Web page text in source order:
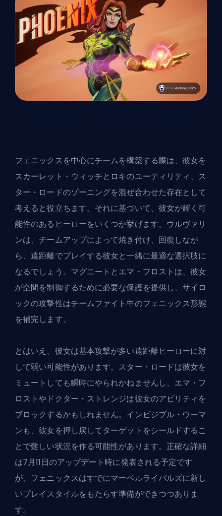
フェニックスを中心にチームを構築する際は、彼女を
スカーレット・ウィッチとロキのユーティリティ、ス
ター・ロードのゾーニングを混ぜ合わせた存在として
考えると役立ちます。それに基づいて、彼女が輝く可
能性のある ヒーローをいくつか挙げます。ウルヴァリ
ンは、チームアップによって焼き付け、回復しなが
ら、遠距離でプレイする彼女と一緒に最適な選択肢に
なるでしょう。マグニートとエマ・フロストは、彼女
が空間を制御するために必要な保護を提供し、サイロ
ックの攻撃性はチームファイト中のフェニックス形態
を補完します。
とはいえ、彼女は基本攻撃が多い遠距離ヒーローに対
して弱い可能性があります。スター・ロードは彼女を
ミュートしても瞬時にやられかねませんし、エマ・フ
ロストやドクター・ストレンジは彼女のアビリティを
ブロックするかもしれません。インビジブル・ウーマ
ンも、彼女を押し戻してターゲットをシールドするこ
とで難しい状況を作る可能性があります。正確な詳細
は7月11日のアップデート時に発表される予定です
が、フェニックスはすでにマーベルライバルズに新し
いプレイスタイルをもたらす準備ができつつありま
す。